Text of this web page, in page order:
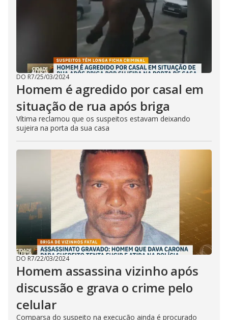
DO R7/25/03/2024
Homem é agredido por casal em
situação de rua após briga
Vítima reclamou que os suspeitos estavam deixando
sujeira na porta da sua casa
DO R7/22/03/2024
Homem assassina vizinho após
discussão e grava o crime pelo
celular
Comparsa do suspeito na execução ainda é procurado